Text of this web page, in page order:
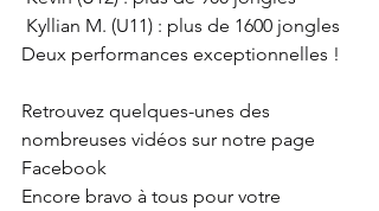
Kyllian M. (U11) : plus de 1600 jongles
Deux performances exceptionnelles !
Retrouvez quelques-unes des
nombreuses vidéos sur notre page
Facebook
Encore bravo à tous pour votre